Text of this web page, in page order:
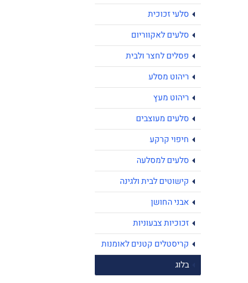
סלעי זכוכית
סלעים לאקווריום
פסלים לחצר ולבית
ריהוט מסלע
ריהוט מעץ
סלעים מעוצבים
חיפוי קרקע
סלעים למסלעה
קישוטים לבית ולגינה
אבני החושן
זכוכיות צבעוניות
קריסטלים קטנים לאומנות
בלוג